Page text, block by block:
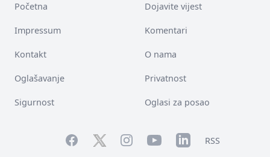
Početna Dojavite vijest
Impressum Komentari
Kontakt O nama
Oglašavanje Privatnost
Sigurnost Oglasi za posao
FacebookTwitterInstagramYouTubeLinkedInRSS